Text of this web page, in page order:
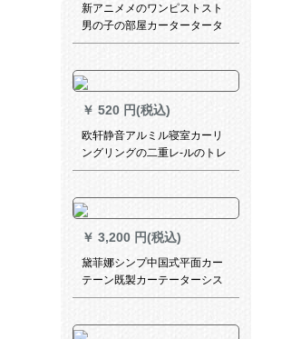
新アニメメのワンピストスト
男の子の部屋カータータータ
ーの寝室の窓扫きの窓窓窓の
ーの海贼王版オーストリアダ
ンカーン1メトルの布の加工価
格
￥ 520 円(税込)
欧轩静音アルミル寝室カーリ
ングリングの二重レ-ルのトレ
ーにダブロ—ドカードを取付
す。
￥ 3,200 円(税込)
黛菲娜シンプ中国式平面カー
テーン既製カーテーターシス
テムシステムシステムシステ
システムシステム遮光リング